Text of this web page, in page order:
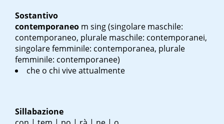
Sostantivo
contemporaneo m sing(singolare maschile:
contemporaneo, plurale maschile: contemporanei,
singolare femminile: contemporanea, plurale
femminile: contemporanee)
che o chi vive attualmente
Sillabazione